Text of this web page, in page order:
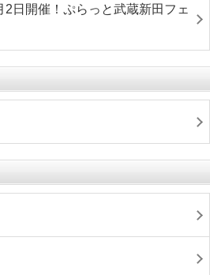
2日開催！ぷらっと武蔵新田フェ